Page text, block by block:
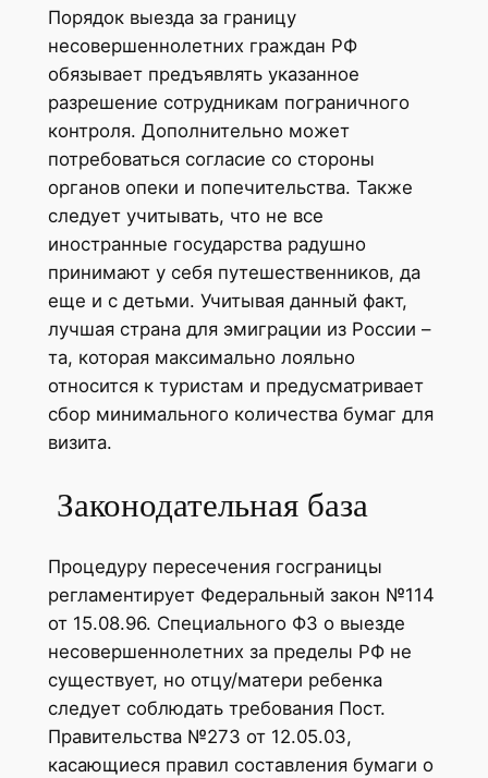
Порядок выезда за границу
несовершеннолетних граждан РФ
обязывает предъявлять указанное
разрешение сотрудникам пограничного
контроля. Дополнительно может
потребоваться согласие со стороны
органов опеки и попечительства. Также
следует учитывать, что не все
иностранные государства радушно
принимают у себя путешественников, да
еще и с детьми. Учитывая данный факт,
лучшая страна для эмиграции из России –
та, которая максимально лояльно
относится к туристам и предусматривает
сбор минимального количества бумаг для
визита.
Законодательная база
Процедуру пересечения госграницы
регламентирует Федеральный закон №114
от 15.08.96. Специального ФЗ о выезде
несовершеннолетних за пределы РФ не
существует, но отцу/матери ребенка
следует соблюдать требования Пост.
Правительства №273 от 12.05.03,
касающиеся правил составления бумаги о